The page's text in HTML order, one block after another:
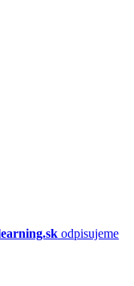
odpisujeme